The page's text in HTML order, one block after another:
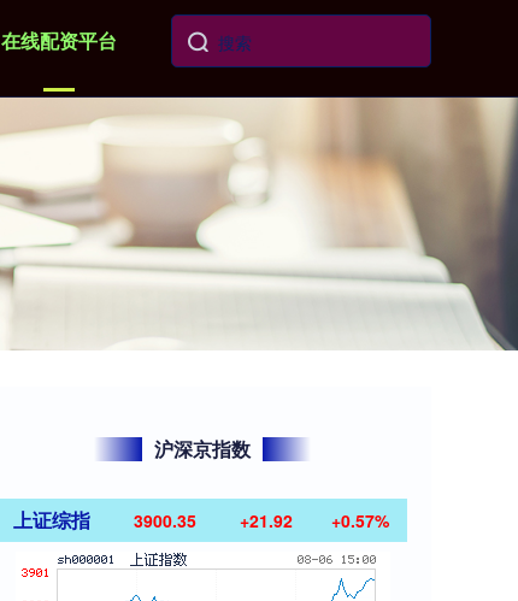
在线配资平台
沪深京指数
上证综指 3900.35 +21.92 +0.57%